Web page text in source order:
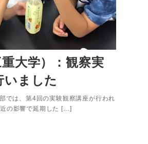
大学）：観察実
ました
では、第4回の実験観察講座が行われ
の影響で延期した […]